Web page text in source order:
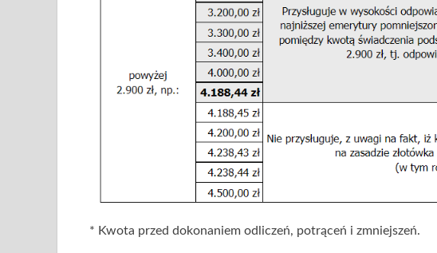
* Kwota przed dokonaniem odliczeń, potrąceń i zmniejszeń.